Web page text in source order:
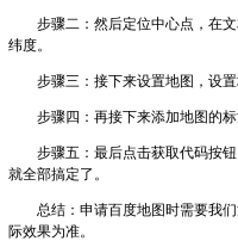
步骤二：然后定位中心点，在
纬度。
步骤三：接下来设置地图，设
步骤四：再接下来添加地图的
步骤五：最后点击获取代码按
就全部搞定了。
总结：申请百度地图时需要我
际效果为准。